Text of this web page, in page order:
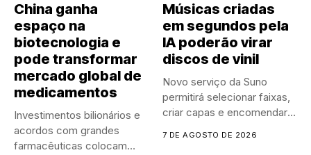
China ganha
espaço na
biotecnologia e
pode transformar
mercado global de
medicamentos
Investimentos bilionários e
acordos com grandes
farmacêuticas colocam
Músicas criadas
em segundos pela
IA poderão virar
discos de vinil
Novo serviço da Suno
permitirá selecionar faixas,
criar capas e encomendar
7 DE AGOSTO DE 2026